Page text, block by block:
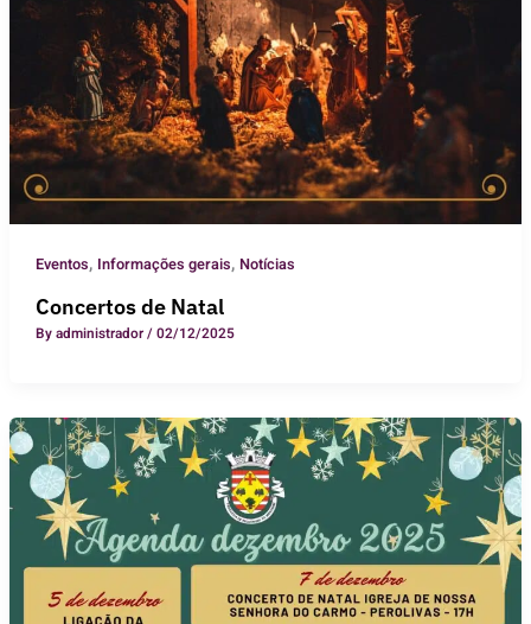
Eventos, Informações gerais, Notícias
Concertos de Natal
Byadministrador/02/12/2025